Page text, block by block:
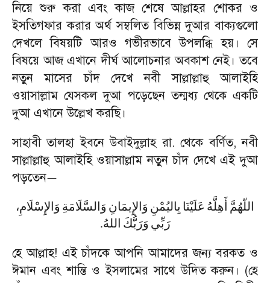
নিয়ে শুরু করা এবং কাজ শেষে আল্লাহর শোকর ও
ইসতিগফার করার অর্থ সম্বলিত বিভিন্ন দুআর বাক্যগুলো
দেখলে বিষয়টি আরও গভীরভাবে উপলব্ধি হয়। সে
বিষয়ে আজ এখানে দীর্ঘ আলোচনার অবকাশ নেই। তবে
নতুন মাসের চাঁদ দেখে নবী সাল্লাল্লাহু আলাইহি
ওয়াসাল্লাম যেসকল দুআ পড়েছেন তন্মধ্য থেকে একটি
দুআ এখানে উল্লেখ করছি।
সাহাবী তালহা ইবনে উবাইদুল্লাহ রা. থেকে বর্ণিত,নবী
সাল্লাল্লাহু আলাইহি ওয়াসাল্লাম নতুন চাঁদ দেখে এই দুআ
পড়তেন—
اللّهُمَّ أَهِلَّهُ عَلَيْنَا بِاليُمْنِ وَالإِيمَانِ وَالسَّلَامَةِ وَالإِسْلَامِ،
رَبِّي وَرَبُّكَ اللهُ.
হে আল্লাহ! এই চাঁদকে আপনি আমাদের জন্য বরকত ও
ঈমান এবং শান্তি ও ইসলামের সাথে উদিত করুন। (হে